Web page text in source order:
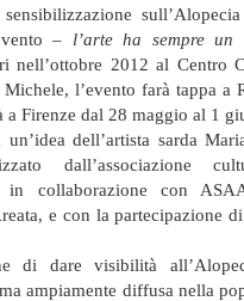
– l’arte ha sempre
nell’ottobre 2012 al Centro
l’evento farà tappa a
a Firenze dal 28 maggio al 1
dell’artista sarda
dall’associazione
in collaborazione con
e con la partecipazione
di dare visibilità
ampiamente diffusa nella